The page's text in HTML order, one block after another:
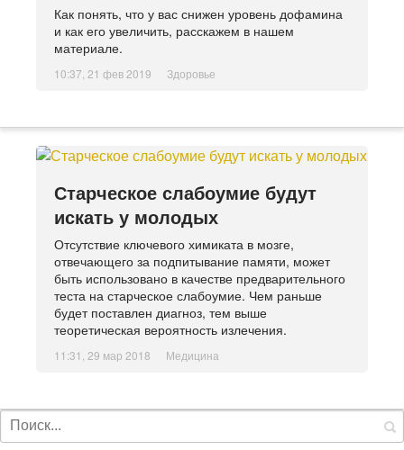
Как понять, что у вас снижен уровень дофамина
и как его увеличить, расскажем в нашем
материале.
10:37, 21 фев 2019 Здоровье
Старческое слабоумие будут
искать у молодых
Отсутствие ключевого химиката в мозге,
отвечающего за подпитывание памяти, может
быть использовано в качестве предварительного
теста на старческое слабоумие. Чем раньше
будет поставлен диагноз, тем выше
теоретическая вероятность излечения.
11:31, 29 мар 2018 Медицина